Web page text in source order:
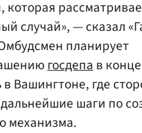
которая
случай», — сказал
планирует
госдепав
в Вашингтоне, где
дальнейшие шаги по
механизма.